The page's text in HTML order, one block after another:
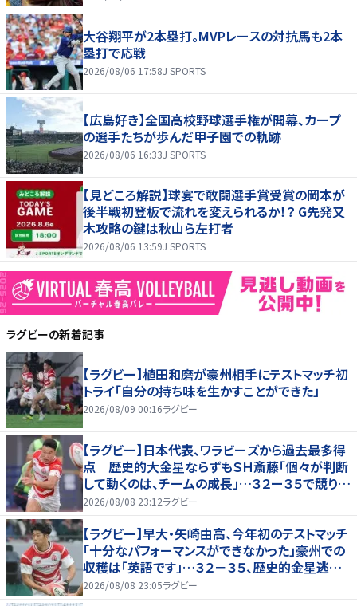
大谷翔平が2本塁打。MVPレースの対抗馬も2本
塁打で応戦
2026/08/06 17:58J SPORTS
【広島好き】全国高校野球選手権が開幕、カープ
の選手たちが歩んだ甲子園での軌跡
2026/08/06 16:33J SPORTS
【見どころ解説】球宴で敢闘選手賞受賞の岡本が
後半戦初登板で流れを変えられるか！？ G先発又
木攻略の鍵は秋山ら左打者
2026/08/06 13:59J SPORTS
ラグビーの新着記事
【ラグビー】植田和磨が豪州相手にテストマッチ初
トライ「自分の持ち味を生かすことができた」
2026/08/09 00:16ラグビー
【ラグビー】日本代表、ワラビーズから過去最多得
点 歴史的大金星ならずもＳＨ斎藤「個々が判断
して動くのは、チームの成長」…３２ー３５で競り負
ける
2026/08/08 23:12ラグビー
【ラグビー】早大・矢崎由高、今年初のテストマッチ
「十分なパフォーマンスができなかった」豪州での
収穫は「英語です」…３２－３５、歴史的金星逃し
たオーストラリア代表戦はＷＴＢで途中出場
2026/08/08 23:05ラグビー